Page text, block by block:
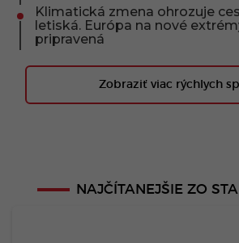
Klimatická zmena ohrozuje
letiská. Európa na nové
pripravená
Zobraziť viac rýchlych
NAJČÍTANEJŠIE ZO